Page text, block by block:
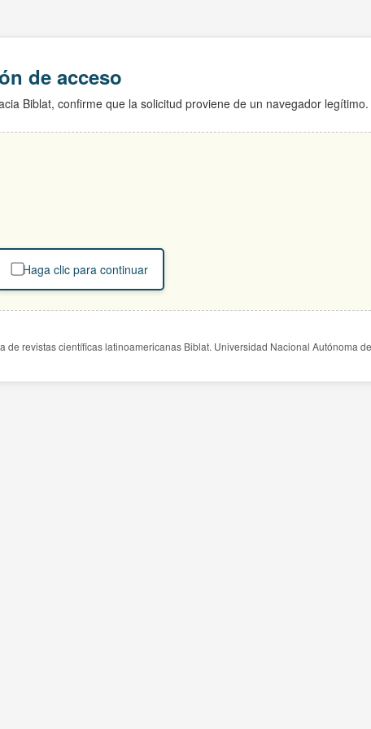
de acceso
Biblat, confirme que la solicitud proviene de un navegador legítimo.
Haga clic para continuar
de revistas científicas latinoamericanas Biblat. Universidad Nacional Autónoma